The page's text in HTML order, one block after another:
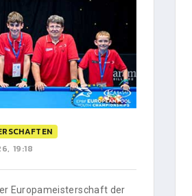
19:18
Europameisterschaft der